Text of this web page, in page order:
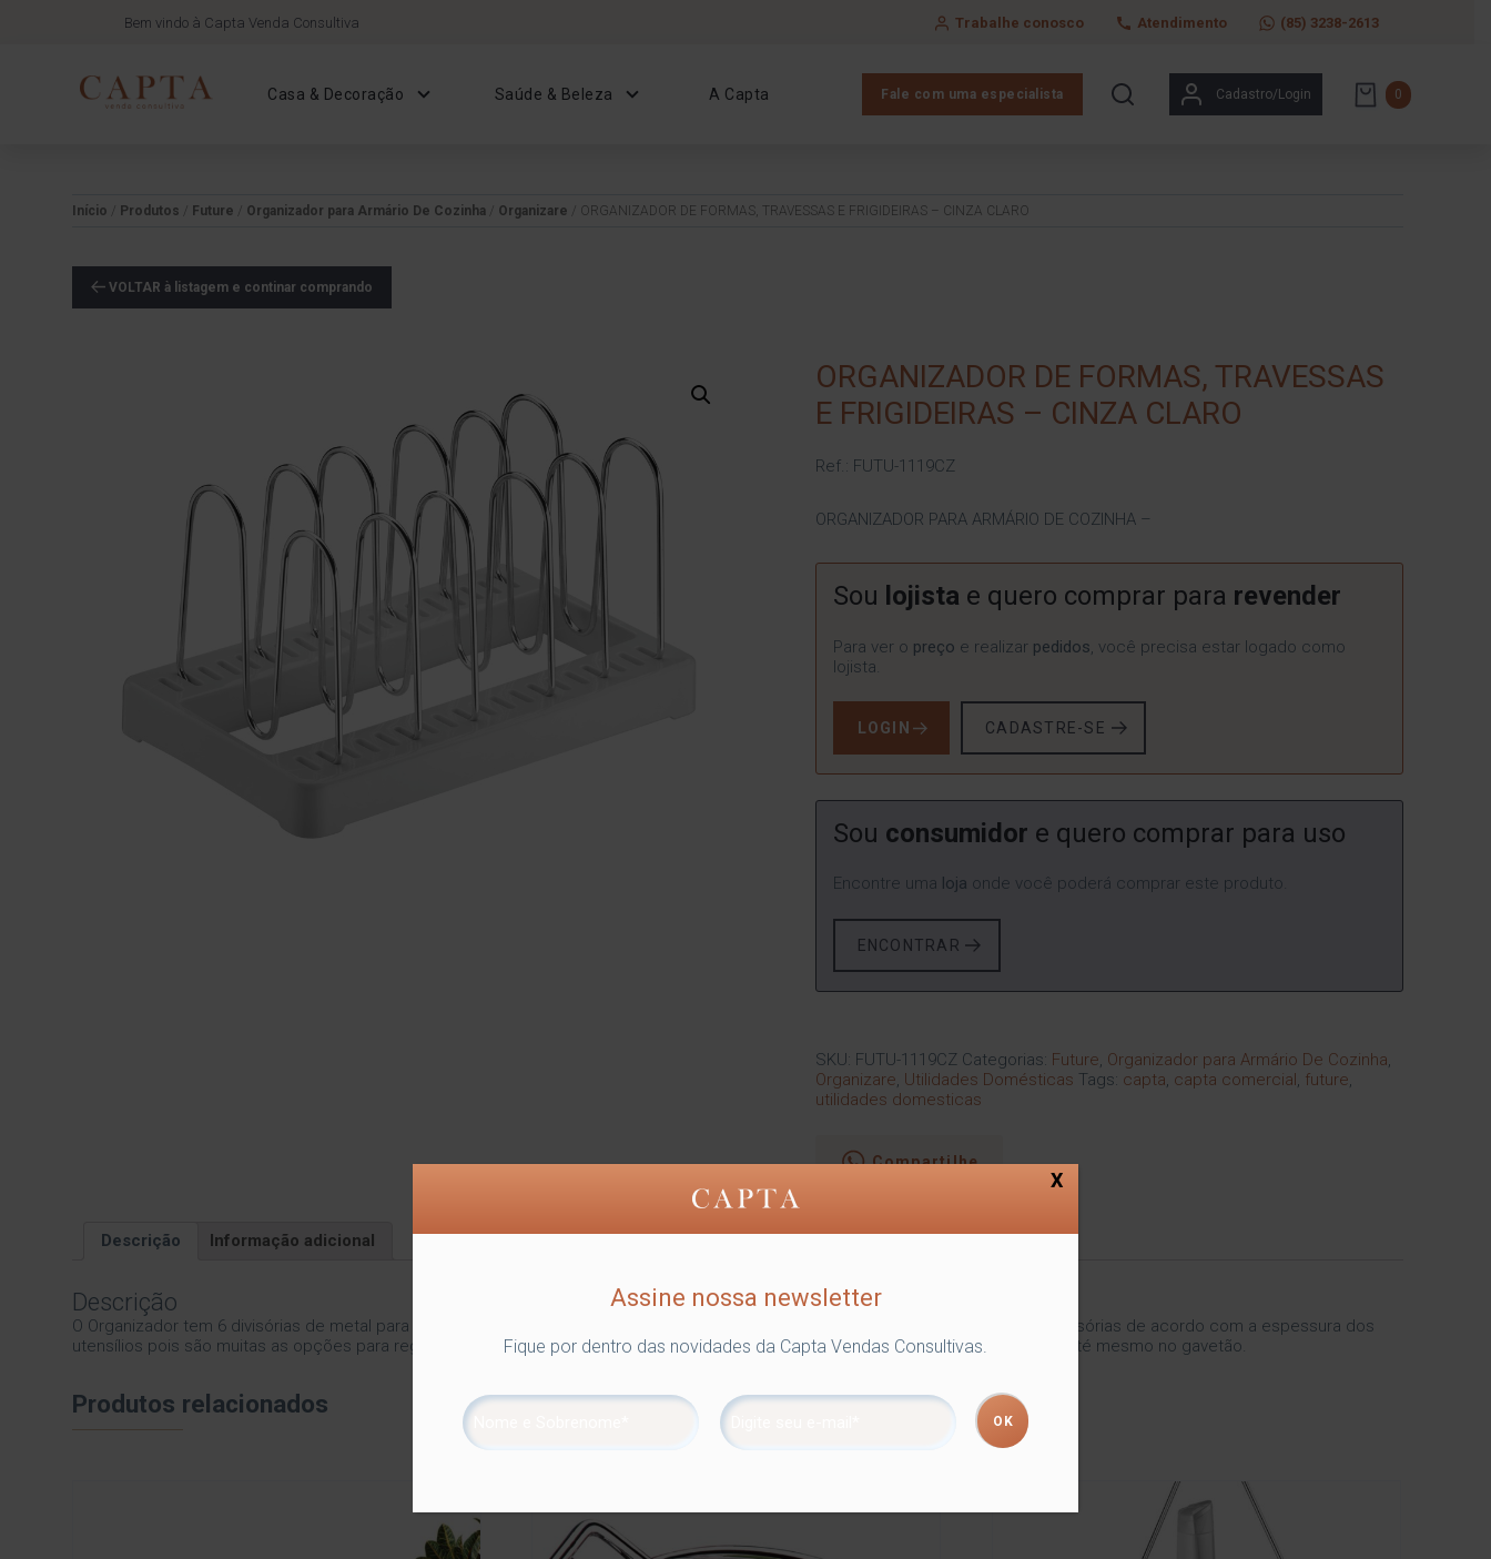
Bem vindo à Capta Venda Consultiva Trabalhe conosco Atendimento (85) 3238-2613
Casa & Decoração Saúde & Beleza A Capta Fale com uma especialista Cadastro/Login 0
Início Produtos Future Organizador para Armário De Cozinha/ Organizare / ORGANIZADOR DE FORMAS, TRAVESSAS E FRIGIDEIRAS – CINZA CLARO
VOLTAR à listagem e continar comprando
ORGANIZADOR DE FORMAS, TRAVESSAS
E FRIGIDEIRAS – CINZA CLARO
Ref.: FUTU-1119CZ
ORGANIZADOR PARA ARMÁRIO DE COZINHA –
Sou lojista e quero comprar para revender
Para ver o preço e realizar pedidos , você precisa estar logado como
lojista.
LOGIN CADASTRE-SE
Sou consumidor e quero comprar para uso
Encontre uma loja onde você poderá comprar este produto.
ENCONTRAR
SKU: FUTU-1119CZ Categorias: Future, Organizador para Armário De Cozinha,
Organizare, Utilidades Domésticas Tags: capta, capta comercial, future,
utilidades domesticas
Compartilhe
Descrição Informação adicional
Descrição
O Organizador tem 6 divisórias de metal para arrumar as formas, travessas, frigideiras e tábuas de corte. Você pode distanciar as divisórias de acordo com a espessura dos
utensílios pois são muitas as opções para regulagem. Fácil de montar, pode ser utilizado no armário, sobre a bancada da cozinha e até mesmo no gavetão.
Produtos relacionados
Assine nossa newsletter
Fique por dentro das novidades da Capta Vendas Consultivas.
X